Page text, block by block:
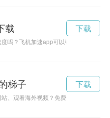
载
吗？飞机加速app可以帮助您实现！点
下载
梯子
、观看海外视频？免费加速梯子试用
下载